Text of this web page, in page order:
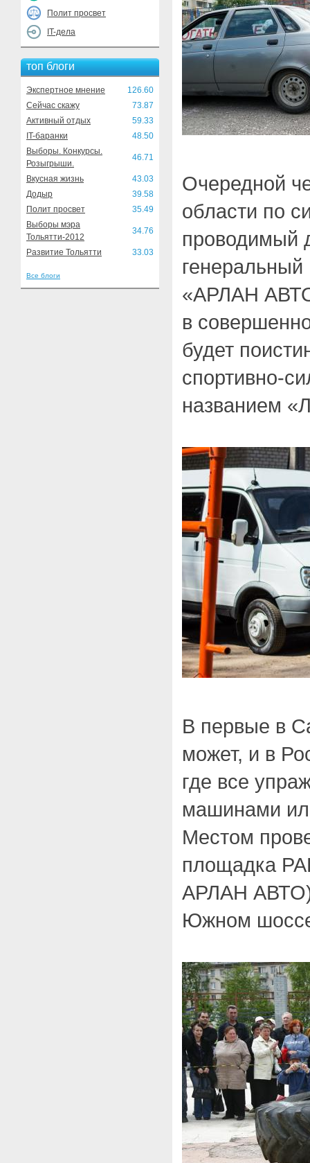
Полит просвет
IT-дела
топ блоги
Экспертное мнение
126.60
Сейчас скажу
73.87
Активный отдых
59.33
IT-баранки
48.50
Выборы. Конкурсы.
Розыгрыши.
46.71
Вкусная жизнь
43.03
Додыр
39.58
Полит просвет
35.49
Выборы мэра
Тольятти-2012
34.76
Развитие Тольятти 33.03
Все блоги
Очередной
области по
проводимый
«АРЛАН
в
будет
спортивно-
названием
В первые в
может, и в
где все
машинами
Местом
площадка
АРЛАН
Южном